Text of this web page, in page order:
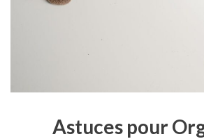
Astuces pour